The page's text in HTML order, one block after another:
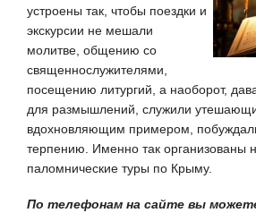
устроены так, чтобы поездки и
экскурсии не мешали
молитве, общению со
священнослужителями,
посещению литургий, а наоборот,
для размышлений, служили
вдохновляющим примером,
терпению. Именно так организованы
паломнические туры по Крыму.
По телефонам на сайте вы